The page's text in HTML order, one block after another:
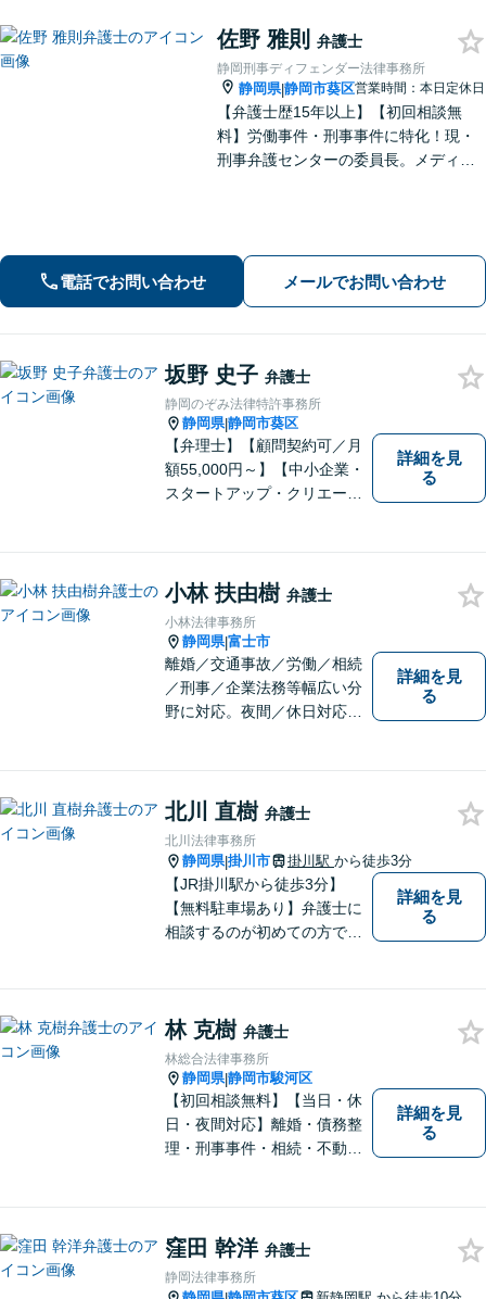
佐野 雅則 弁護士
静岡刑事ディフェンダー法律事務所
静岡県|静岡市葵区営業時間：本日定休日
【弁護士歴15年以上】【初回相談無
料】労働事件・刑事事件に特化！現・
刑事弁護センターの委員長。メディア
す。地域密着型の法律事務所
電話でお問い合わせ メールでお問い合わせ
坂野 史子 弁護士
静岡のぞみ法律特許事務所
静岡県|静岡市葵区
【弁理士】【顧問契約可／月
額55,000円～】【中小企業・
スタートアップ・クリエータ
標、著作権、不正競争防止法
の専門知識・経験豊富」「リ
ーガルフォースの高精度契約
書チェック」
詳細を見
る
小林 扶由樹 弁護士
小林法律事務所
静岡県|富士市
離婚／交通事故／労働／相続
／刑事／企業法務等幅広い分
野に対応。夜間／休日対応
詳細を見
る
北川 直樹 弁護士
北川法律事務所
静岡県|掛川市 掛川駅 から徒歩3分
【JR掛川駅から徒歩3分】
【無料駐車場あり】弁護士に
相談するのが初めての方でも
には、可能な限り早く解決に
至るよう迅速に対応いたしま
す。まずはお気軽にご相談く
ださい。
詳細を見
る
林 克樹 弁護士
林総合法律事務所
静岡県|静岡市駿河区
【初回相談無料】【当日・休
日・夜間対応】離婚・債務整
理・刑事事件・相続・不動産
す。法人・個人事業主の事業
再建・債務整理の問題解決に
自信があります。
詳細を見
る
窪田 幹洋 弁護士
静岡法律事務所